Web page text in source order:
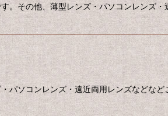
その他、薄型レンズ・パソコンレンズ・
ソコンレンズ・遠近両用レンズなどなど